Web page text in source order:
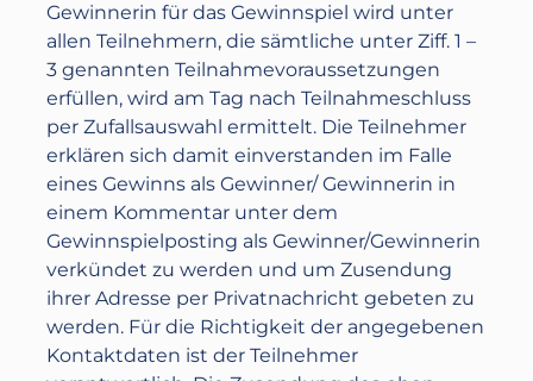
Gewinnerin für das Gewinnspiel wird unter
allen Teilnehmern, die sämtliche unter Ziff. 1 –
3 genannten Teilnahmevoraussetzungen
erfüllen, wird am Tag nach Teilnahmeschluss
per Zufallsauswahl ermittelt. Die Teilnehmer
erklären sich damit einverstanden im Falle
eines Gewinns als Gewinner/ Gewinnerin in
einem Kommentar unter dem
Gewinnspielposting als Gewinner/Gewinnerin
verkündet zu werden und um Zusendung
ihrer Adresse per Privatnachricht gebeten zu
werden. Für die Richtigkeit der angegebenen
Kontaktdaten ist der Teilnehmer